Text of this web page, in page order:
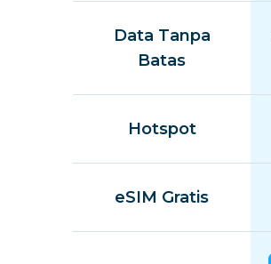
Data Tanpa
Batas
Hotspot
eSIM Gratis